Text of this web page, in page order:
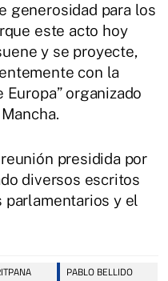
generosidad para los
este acto hoy
y se proyecte,
con la
organizado
presidida por
diversos escritos
y el
PABLO BELLIDO